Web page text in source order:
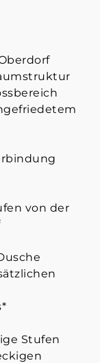
von der
Stufen